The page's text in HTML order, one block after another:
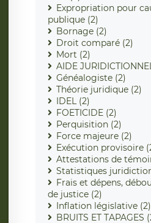
Expropriation pour
publique (2)
Bornage (2)
Droit comparé (2)
Mort (2)
AIDE
Généalogiste (2)
Théorie juridique (2)
IDEL (2)
FOETICIDE (2)
Perquisition (2)
Force majeure (2)
Exécution provisoire
Attestations de
Statistiques
Frais et dépens,
de justice (2)
Inflation législative (2)
BRUITS ET TAPAGES